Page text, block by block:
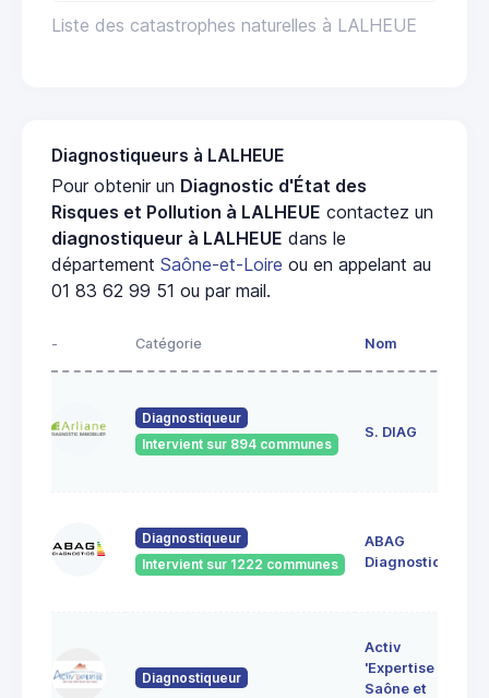
Liste des catastrophes naturelles à LALHEUE
Diagnostiqueurs à LALHEUE
Pour obtenir un Diagnostic d'État des
Risques et Pollution à LALHEUE contactez un
diagnostiqueur à LALHEUE dans le
département Saône-et-Loire ou en appelant au
01 83 62 99 51 ou par mail.
- Catégorie Nom
Diagnostiqueur
Intervient sur 894 communes
S. DIAG
Diagnostiqueur
Intervient sur 1222 communes
ABAG
Diagnostics
Diagnostiqueur
Activ
'Expertise
Saône et